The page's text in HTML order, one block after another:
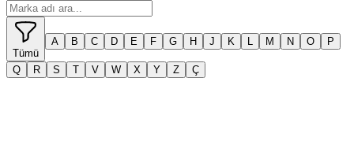
Tümü
A B C D E F G H J K L M N O P
Q R S T V W X Y Z Ç